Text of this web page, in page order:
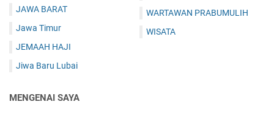
JAWA BARAT
Jawa Timur
JEMAAH HAJI
Jiwa Baru Lubai
WARTAWAN PRABUMULIH
WISATA
MENGENAI SAYA